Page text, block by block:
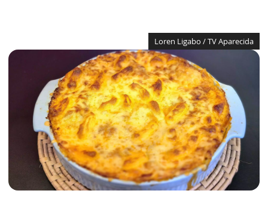
Loren Ligabo / TV Aparecida